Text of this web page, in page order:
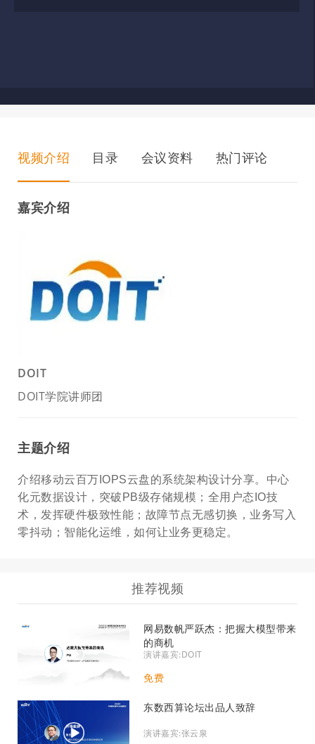
视频介绍 目录 会议资料 热门评论
嘉宾介绍
DOIT
DOIT学院讲师团
主题介绍
介绍移动云百万IOPS云盘的系统架构设计分享。 中心
化元数据设计，突破PB级存储规模；全用户态IO技
术，发挥硬件极致性能；故障节点无感切换，业务写入
零抖动；智能化运维，如何让业务更稳定。
推荐视频
网易数帆严跃杰：把握大模型带来
的商机
演讲嘉宾:DOIT
免费
东数西算论坛出品人致辞
演讲嘉宾:张云泉